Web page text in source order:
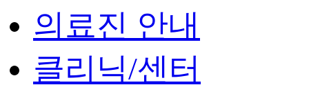
의료진 안내
클리닉/센터